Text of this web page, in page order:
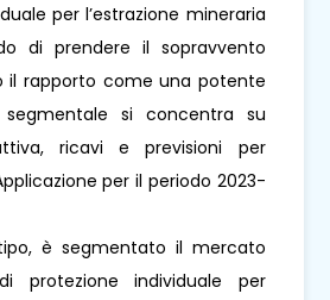
per l’estrazione mineraria
di prendere il sopravvento
il rapporto come una potente
segmentale si concentra su
ricavi e previsioni per
per il periodo 2023-
è segmentato il mercato
protezione individuale per